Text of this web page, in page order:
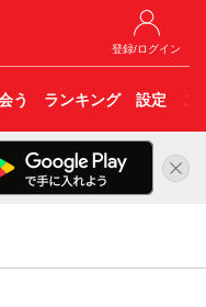
登録/ログイン
う ランキング 設定 こ